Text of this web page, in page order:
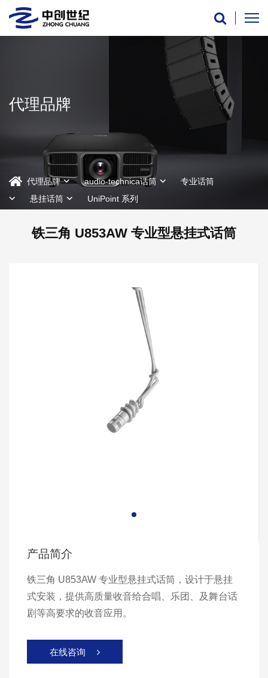
代理品牌
代理品牌 audio-technica话筒
专业话筒
悬挂话筒
UniPoint 系列
铁三角 U853AW 专业型悬挂式话筒
产品简介
铁三角 U853AW 专业型悬挂式话筒，设计于悬挂
式安装，提供高质量收音给合唱、乐团、及舞台话
剧等高要求的收音应用。
在线咨询 